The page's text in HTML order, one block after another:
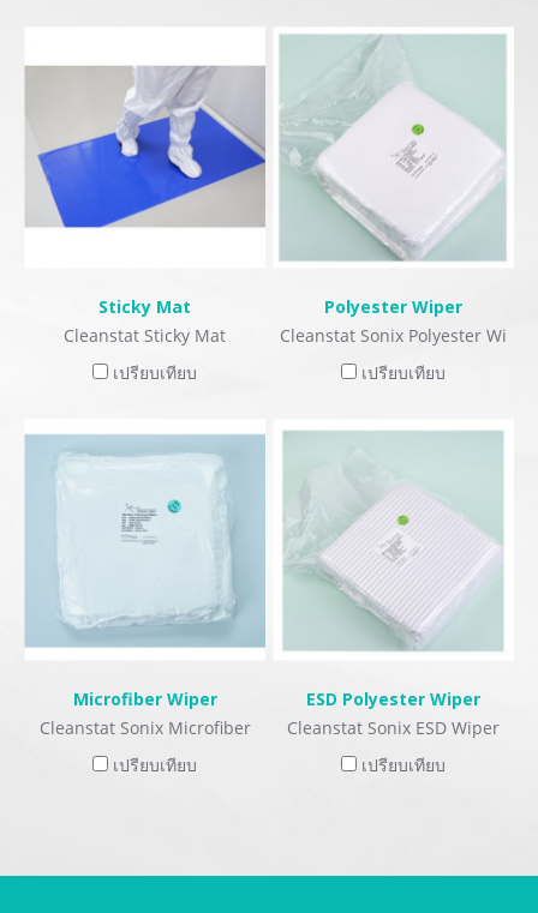
Sticky Mat
Cleanstat Sticky Mat
เปรียบเทียบ
Polyester Wiper
Cleanstat Sonix Polyester Wi
เปรียบเทียบ
Microfiber Wiper
Cleanstat Sonix Microfiber
เปรียบเทียบ
ESD Polyester Wiper
Cleanstat Sonix ESD Wiper
เปรียบเทียบ